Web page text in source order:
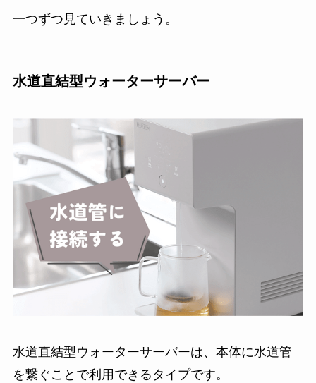
一つずつ見ていきましょう。
水道直結型ウォーターサーバー
水道直結型ウォーターサーバーは、本体に水道管
を繋ぐことで利用できるタイプです。